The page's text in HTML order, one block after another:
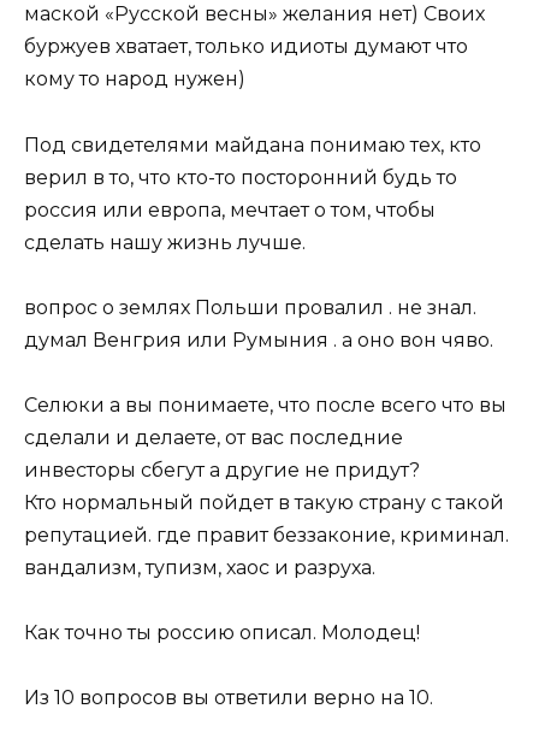
маской «Русской весны» желания нет) Своих
буржуев хватает, только идиоты думают что
кому то народ нужен)
Под свидетелями майдана понимаю тех, кто
верил в то, что кто-то посторонний будь то
россия или европа, мечтает о том, чтобы
сделать нашу жизнь лучше.
вопрос о землях Польши провалил . не знал.
думал Венгрия или Румыния . а оно вон чяво.
Селюки а вы понимаете, что после всего что вы
сделали и делаете, от вас последние
инвесторы сбегут а другие не придут?
Кто нормальный пойдет в такую страну с такой
репутацией. где правит беззаконие, криминал.
вандализм, тупизм, хаос и разруха.
Как точно ты россию описал. Молодец!
Из 10 вопросов вы ответили верно на 10.